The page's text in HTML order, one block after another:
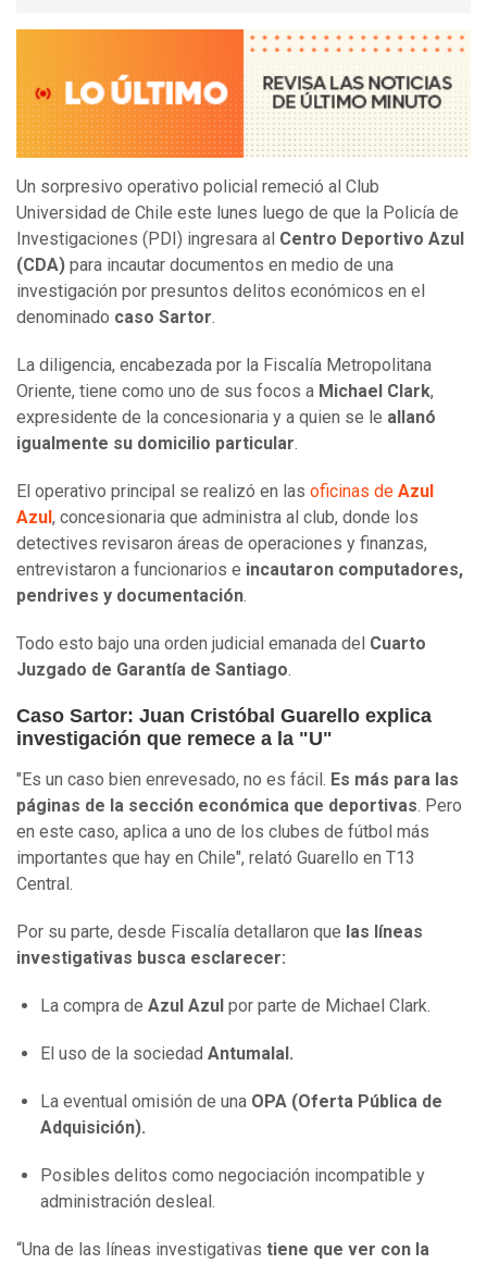
Un sorpresivo operativo policial remeció al Club
Universidad de Chile este lunes luego de que la Policía de
Investigaciones (PDI) ingresara al Centro Deportivo Azul
(CDA) para incautar documentos en medio de una
investigación por presuntos delitos económicos en el
denominado caso Sartor.
La diligencia, encabezada por la Fiscalía Metropolitana
Oriente, tiene como uno de sus focos a Michael Clark,
expresidente de la concesionaria y a quien se le allanó
igualmente su domicilio particular.
El operativo principal se realizó en las oficinas de Azul
Azul, concesionaria que administra al club, donde los
detectives revisaron áreas de operaciones y finanzas,
entrevistaron a funcionarios e incautaron computadores,
pendrives y documentación.
Todo esto bajo una orden judicial emanada del Cuarto
Juzgado de Garantía de Santiago.
Caso Sartor: Juan Cristóbal Guarello explica
investigación que remece a la "U"
"Es un caso bien enrevesado, no es fácil. Es más para las
páginas de la sección económica que deportivas. Pero
en este caso, aplica a uno de los clubes de fútbol más
importantes que hay en Chile", relató Guarello en T13
Central.
Por su parte, desde Fiscalía detallaron que las líneas
investigativas busca esclarecer:
La compra de Azul Azul por parte de Michael Clark.
El uso de la sociedad Antumalal.
La eventual omisión de una OPA (Oferta Pública de
Adquisición).
Posibles delitos como negociación incompatible y
administración desleal.
“Una de las líneas investigativas tiene que ver con la